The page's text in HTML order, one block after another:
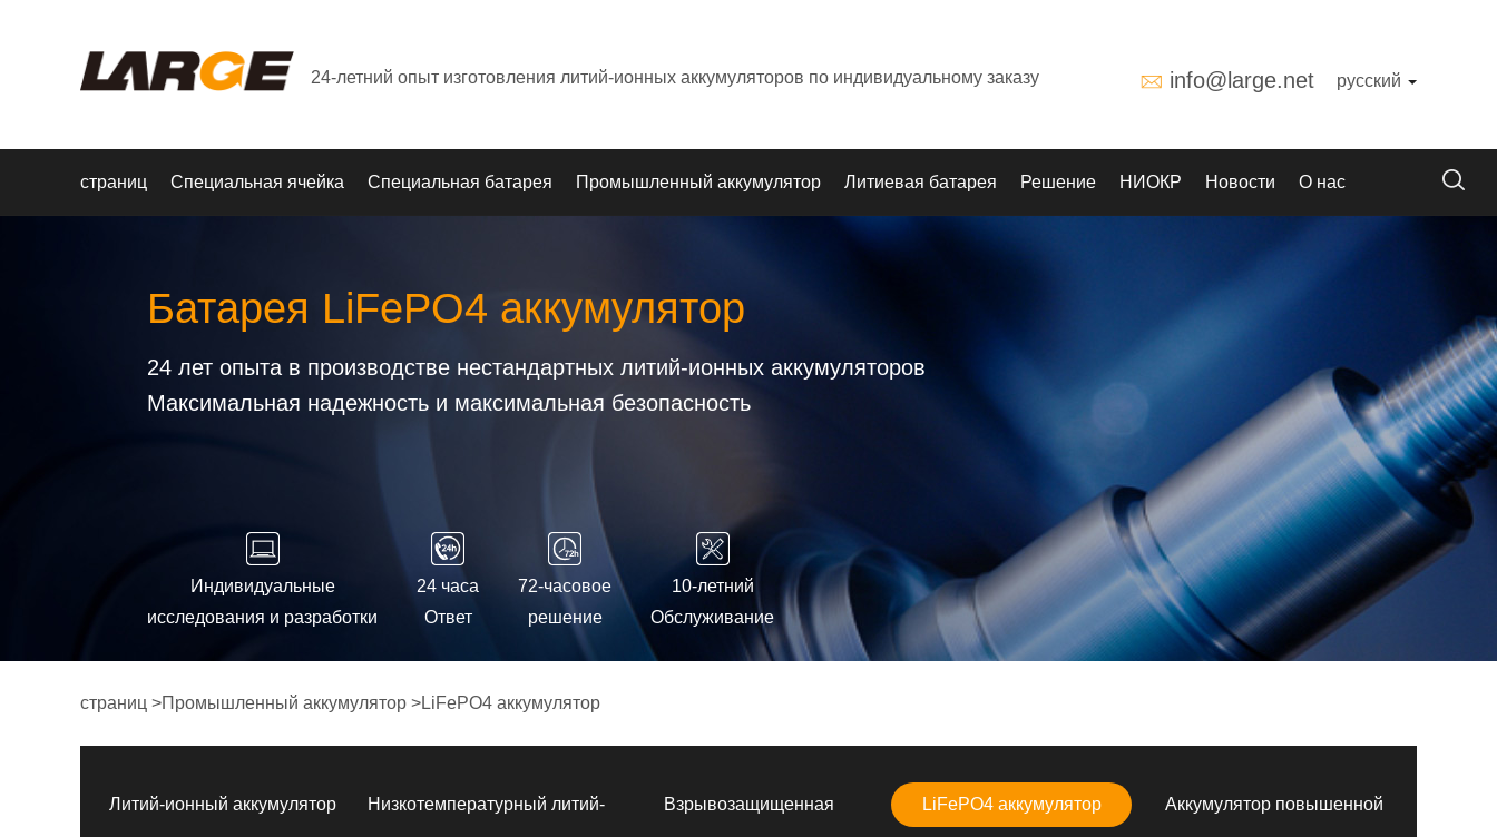
24-летний опыт изготовления литий-ионных аккумуляторов по индивидуальному заказу info@large.net русский
страниц Специальная ячейка Специальная батарея Промышленный аккумулятор Литиевая батарея Решение НИОКР Новости О нас
Батарея LiFePO4 аккумулятор
24 лет опыта в производстве нестандартных литий-ионных аккумуляторов
Максимальная надежность и максимальная безопасность
Индивидуальные
исследования и разработки
24 часа
Ответ
72-часовое
решение
10-летний
Обслуживание
страниц >Промышленный аккумулятор >LiFePO4 аккумулятор
Литий-ионный аккумулятор Низкотемпературный литий- Взрывозащищенная LiFePO4 аккумулятор Аккумулятор повышенной